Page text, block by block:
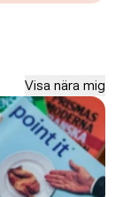
Visa nära mig